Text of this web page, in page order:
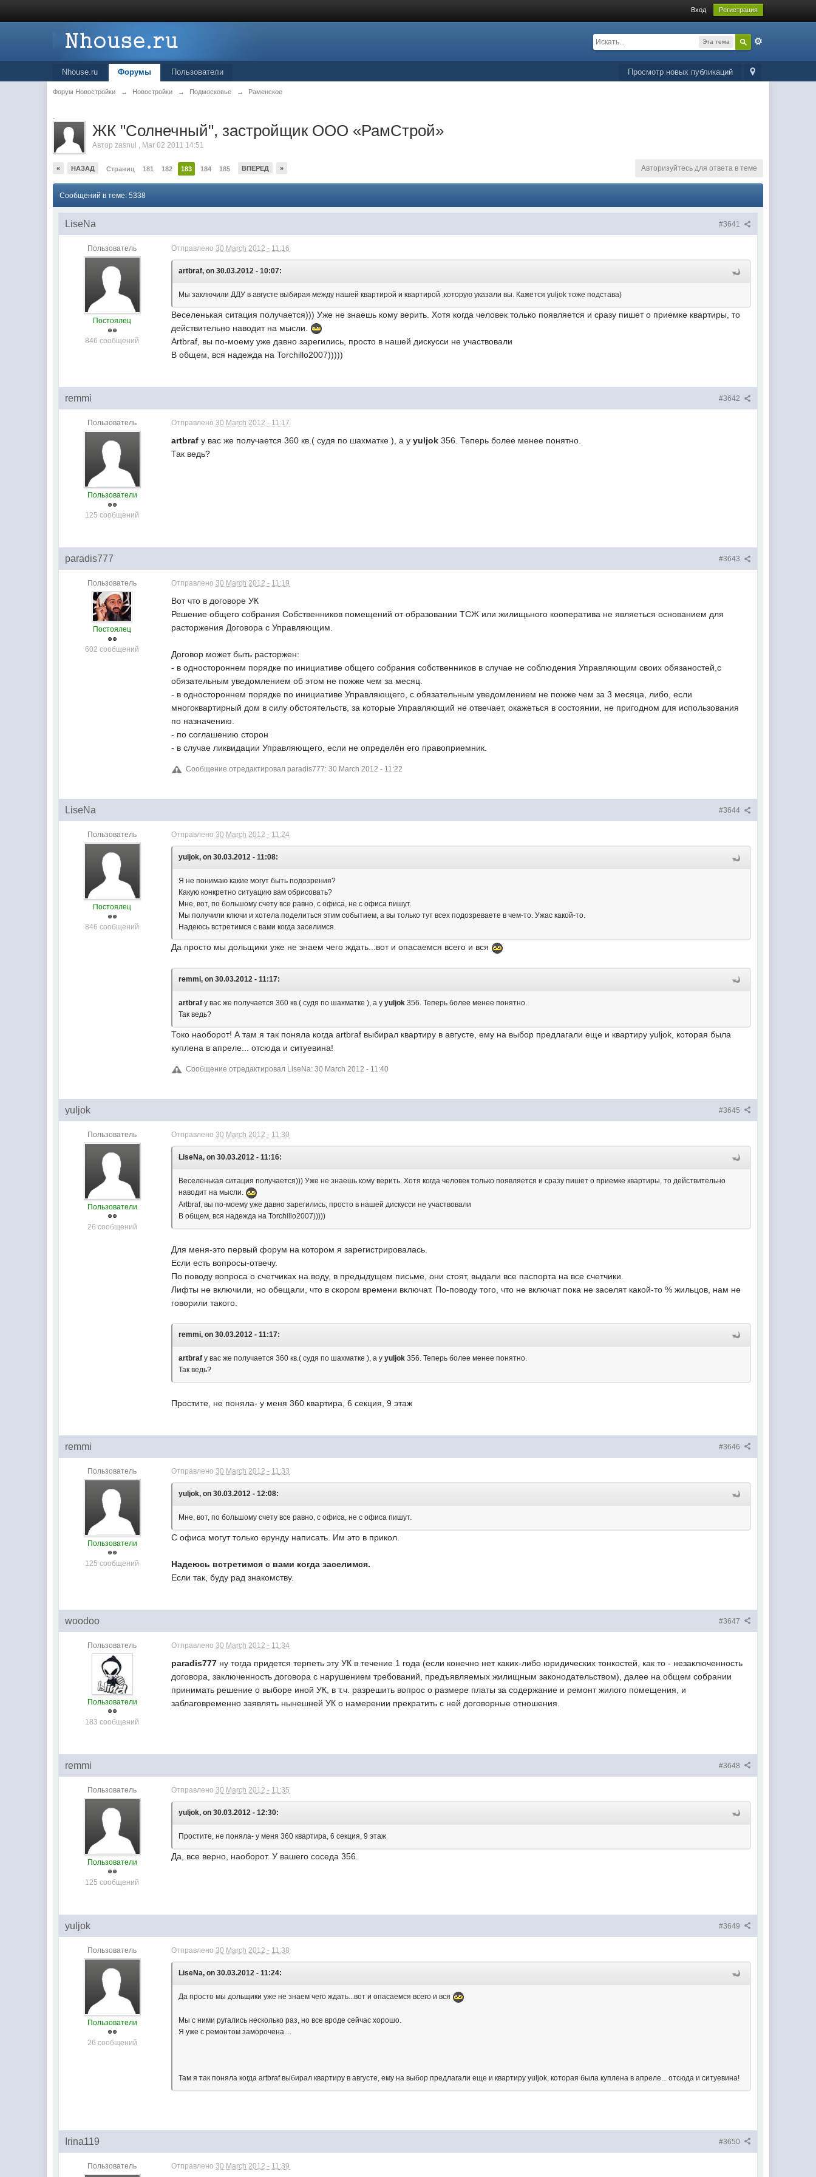
Вход Регистрация
Эта тема
Просмотр новых публикаций
Nhouse.ru Форумы Пользователи
Форум Новостройки → Новостройки → Подмосковье → Раменское
.
ЖК "Солнечный", застройщик ООО «РамСтрой»
Авторzasnul , Mar 02 2011 14:51
« НАЗАД Страниц 181 182 183 184 185 ВПЕРЕД » Авторизуйтесь для ответа в теме
Сообщений в теме: 5338
#3641
LiseNa
Пользователь
Постоялец
846 сообщений
Отправлено30 March 2012 - 11:16
artbraf, on 30.03.2012 - 10:07:
Мы заключили ДДУ в августе выбирая между нашей квартирой и квартирой ,которую указали вы. Кажется yuljok тоже подстава)
Веселенькая ситация получается))) Уже не знаешь кому верить. Хотя когда человек только появляется и сразу пишет о приемке квартиры, то
действительно наводит на мысли.
Artbraf, вы по-моему уже давно зарегились, просто в нашей дискусси не участвовали
В общем, вся надежда на Torchillo2007)))))
#3642
remmi
Пользователь
Пользователи
125 сообщений
Отправлено30 March 2012 - 11:17
artbrafу вас же получается 360 кв.( судя по шахматке ), а уyuljok356. Теперь более менее понятно.
Так ведь?
#3643
paradis777
Пользователь
Постоялец
602 сообщений
Отправлено30 March 2012 - 11:19
Вот что в договоре УК
Решение общего собрания Собственников помещений от образовании ТСЖ или жилищьного кооператива не являеться основанием для
расторжения Договора с Управляющим.
Договор может быть расторжен:
- в одностороннем порядке по инициативе общего собрания собственников в случае не соблюдения Управляющим своих обязаностей,с
обязательным уведомлением об этом не пожже чем за месяц.
- в одностороннем порядке по инициативе Управляющего, с обязательным уведомлением не пожже чем за 3 месяца, либо, если
многоквартирный дом в силу обстоятельств, за которые Управляющий не отвечает, окажеться в состоянии, не пригодном для использования
по назначению.
- по соглашению сторон
- в случае ликвидации Управляющего, если не определён его правоприемник.
Сообщение отредактировал paradis777: 30 March 2012 - 11:22
#3644
LiseNa
Пользователь
Постоялец
846 сообщений
Отправлено30 March 2012 - 11:24
yuljok, on 30.03.2012 - 11:08:
Я не понимаю какие могут быть подозрения?
Какую конкретно ситуацию вам обрисовать?
Мне, вот, по большому счету все равно, с офиса, не с офиса пишут.
Мы получили ключи и хотела поделиться этим событием, а вы только тут всех подозреваете в чем-то. Ужас какой-то.
Надеюсь встретимся с вами когда заселимся.
Да просто мы дольщики уже не знаем чего ждать...вот и опасаемся всего и вся
remmi, on 30.03.2012 - 11:17:
artbrafу вас же получается 360 кв.( судя по шахматке ), а уyuljok356. Теперь более менее понятно.
Так ведь?
Токо наоборот! А там я так поняла когда artbraf выбирал квартиру в августе, ему на выбор предлагали еще и квартиру yuljok, которая была
куплена в апреле... отсюда и ситуевина!
Сообщение отредактировал LiseNa: 30 March 2012 - 11:40
#3645
yuljok
Пользователь
Пользователи
26 сообщений
Отправлено30 March 2012 - 11:30
LiseNa, on 30.03.2012 - 11:16:
Веселенькая ситация получается))) Уже не знаешь кому верить. Хотя когда человек только появляется и сразу пишет о приемке квартиры, то действительно
наводит на мысли.
Artbraf, вы по-моему уже давно зарегились, просто в нашей дискусси не участвовали
В общем, вся надежда на Torchillo2007)))))
Для меня-это первый форум на котором я зарегистрировалась.
Если есть вопросы-отвечу.
По поводу вопроса о счетчиках на воду, в предыдущем письме, они стоят, выдали все паспорта на все счетчики.
Лифты не включили, но обещали, что в скором времени включат. По-поводу того, что не включат пока не заселят какой-то % жильцов, нам не
говорили такого.
remmi, on 30.03.2012 - 11:17:
artbrafу вас же получается 360 кв.( судя по шахматке ), а уyuljok356. Теперь более менее понятно.
Так ведь?
Простите, не поняла- у меня 360 квартира, 6 секция, 9 этаж
#3646
remmi
Пользователь
Пользователи
125 сообщений
Отправлено30 March 2012 - 11:33
yuljok, on 30.03.2012 - 12:08:
Мне, вот, по большому счету все равно, с офиса, не с офиса пишут.
С офиса могут только ерунду написать. Им это в прикол.
Надеюсь встретимся с вами когда заселимся.
Если так, буду рад знакомству.
#3647
woodoo
Пользователь
Пользователи
183 сообщений
Отправлено30 March 2012 - 11:34
paradis777 ну тогда придется терпеть эту УК в течение 1 года (если конечно нет каких-либо юридических тонкостей, как то - незаключенность
договора, заключенность договора с нарушением требований, предъявляемых жилищным законодательством), далее на общем собрании
принимать решение о выборе иной УК, в т.ч. разрешить вопрос о размере платы за содержание и ремонт жилого помещения, и
заблаговременно заявлять нынешней УК о намерении прекратить с ней договорные отношения.
#3648
remmi
Пользователь
Пользователи
125 сообщений
Отправлено30 March 2012 - 11:35
yuljok, on 30.03.2012 - 12:30:
Простите, не поняла- у меня 360 квартира, 6 секция, 9 этаж
Да, все верно, наоборот. У вашего соседа 356.
#3649
yuljok
Пользователь
Пользователи
26 сообщений
Отправлено30 March 2012 - 11:38
LiseNa, on 30.03.2012 - 11:24:
Да просто мы дольщики уже не знаем чего ждать...вот и опасаемся всего и вся
Мы с ними ругались несколько раз, но все вроде сейчас хорошо.
Я уже с ремонтом заморочена....
Там я так поняла когда artbraf выбирал квартиру в августе, ему на выбор предлагали еще и квартиру yuljok, которая была куплена в апреле... отсюда и ситуевина!
#3650
Irina119
Пользователь Отправлено30 March 2012 - 11:39